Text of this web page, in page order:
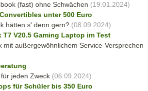
(fast) ohne Schwächen (19.01.2024)
unter 500 Euro
hätten s' denn gern?(08.09.2024)
V20.5 Gaming Laptop im Test
mit außergewöhnlichem Service-Versprechen
jeden Zweck(06.09.2024)
für Schüler bis 350 Euro